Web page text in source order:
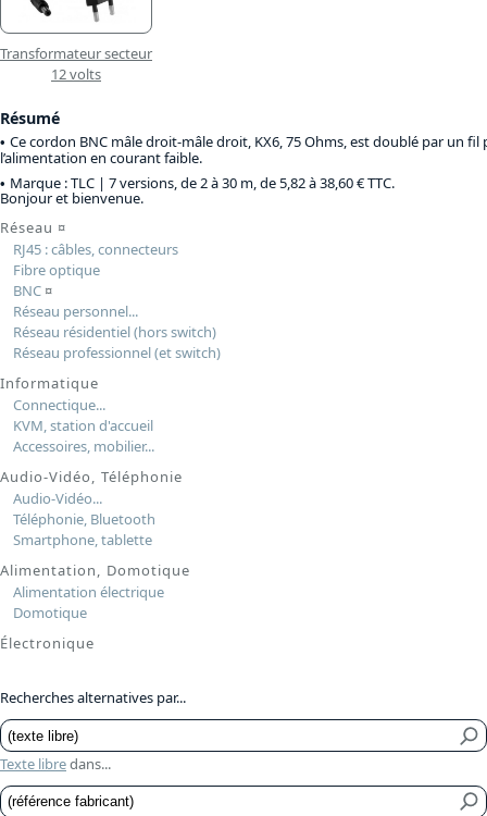
Transformateur secteur
12 volts
Résumé
Ce cordon BNC mâle droit-mâle droit, KX6, 75 Ohms, est doublé par un fil
l’alimentation en courant faible.
Marque : TLC | 7 versions, de 2 à 30 m, de 5,82 à 38,60 € TTC.
Bonjour et bienvenue.
Réseau ¤
RJ45 : câbles, connecteurs
Fibre optique
BNC¤
Réseau personnel...
Réseau résidentiel (hors switch)
Réseau professionnel (et switch)
Informatique
Connectique...
KVM, station d'accueil
Accessoires, mobilier...
Audio-Vidéo, Téléphonie
Audio-Vidéo...
Téléphonie, Bluetooth
Smartphone, tablette
Alimentation, Domotique
Alimentation électrique
Domotique
Électronique
Recherches alternatives par...
Texte libredans...